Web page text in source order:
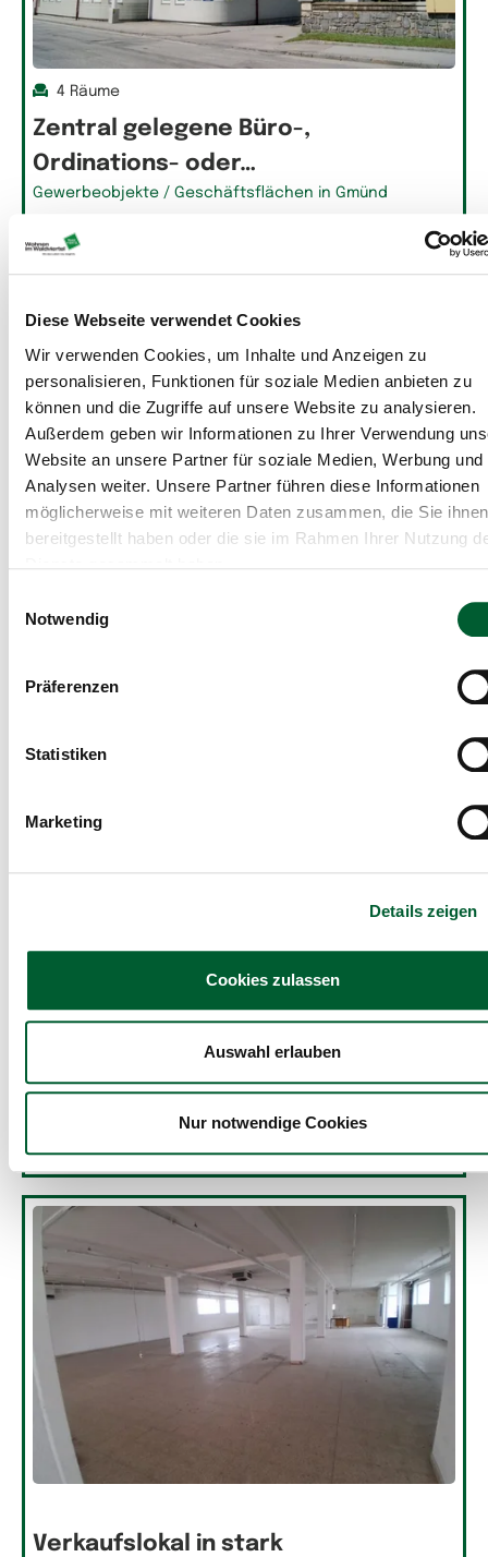
Diese Webseite verwendet Cookies
Wir verwenden Cookies, um Inhalte und Anzeigen zu
personalisieren, Funktionen für soziale Medien anbieten zu
können und die Zugriffe auf unsere Website zu analysieren.
Außerdem geben wir Informationen zu Ihrer Verwendung
Website an unsere Partner für soziale Medien, Werbung und
Analysen weiter. Unsere Partner führen diese Informationen
möglicherweise mit weiteren Daten zusammen, die Sie ihnen
bereitgestellt haben oder die sie im Rahmen Ihrer Nutzung
Notwendig
Präferenzen
Statistiken
Marketing
Details zeigen
Cookies zulassen
Auswahl erlauben
Nur notwendige Cookies
4 Räume
Zentral gelegene Büro-,
Ordinations- oder…
Gewerbeobjekte / Geschäftsflächen in Gmünd
Büro- bzw. Praxisfläche im Zentrum
Verkaufslokal in stark